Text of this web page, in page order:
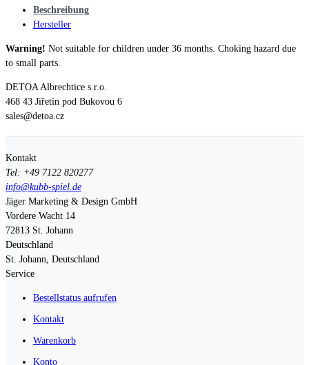
Beschreibung
Hersteller
Warning! Not suitable for children under 36 months. Choking hazard due
to small parts.
DETOA Albrechtice s.r.o.
468 43 Jiřetín pod Bukovou 6
sales@detoa.cz
Kontakt
Tel: +49 7122 820277
info@kubb-spiel.de
Jäger Marketing & Design GmbH
Vordere Wacht 14
72813 St. Johann
Deutschland
St. Johann, Deutschland
Service
Bestellstatus aufrufen
Kontakt
Warenkorb
Konto